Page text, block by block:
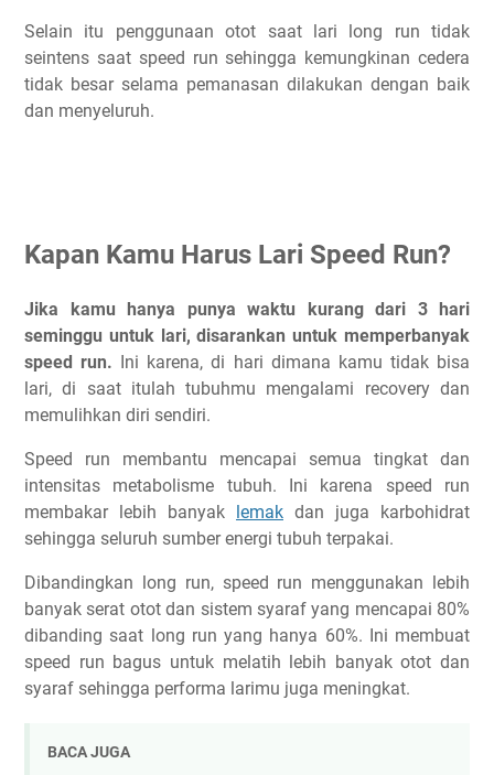
Selain itu penggunaan otot saat lari long run tidak
seintens saat speed run sehingga kemungkinan cedera
tidak besar selama pemanasan dilakukan dengan baik
dan menyeluruh.
Kapan Kamu Harus Lari Speed Run?
Jika kamu hanya punya waktu kurang dari 3 hari
seminggu untuk lari, disarankan untuk memperbanyak
speed run. Ini karena, di hari dimana kamu tidak bisa
lari, di saat itulah tubuhmu mengalami recovery dan
memulihkan diri sendiri.
Speed run membantu mencapai semua tingkat dan
intensitas metabolisme tubuh. Ini karena speed run
membakar lebih banyak lemak dan juga karbohidrat
sehingga seluruh sumber energi tubuh terpakai.
Dibandingkan long run, speed run menggunakan lebih
banyak serat otot dan sistem syaraf yang mencapai 80%
dibanding saat long run yang hanya 60%. Ini membuat
speed run bagus untuk melatih lebih banyak otot dan
syaraf sehingga performa larimu juga meningkat.
BACA JUGA